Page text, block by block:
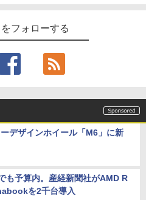
フォローする
デザインホイール「M6」に新
も予算内。産経新聞社がAMD R
を2千台導入